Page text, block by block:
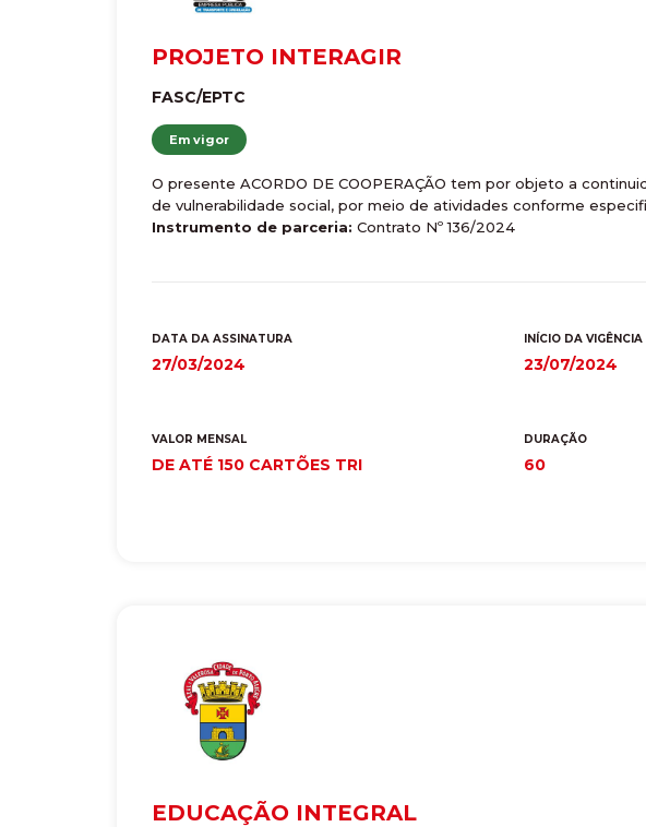
PROJETO INTERAGIR
FASC/EPTC
Em vigor
O presente ACORDO DE COOPERAÇÃO tem por objeto a
de vulnerabilidade social, por meio de atividades conforme
Instrumento de parceria: Contrato Nº 136/2024
DATA DA ASSINATURA
27/03/2024
INÍCIO DA VIGÊNCIA
23/07/2024
VALOR MENSAL
DE ATÉ 150 CARTÕES TRI
DURAÇÃO
60
EDUCAÇÃO INTEGRAL